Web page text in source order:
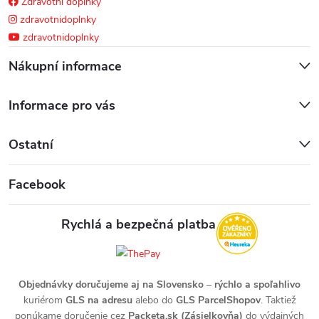
zdravotnidoplnky
zdravotnidoplnky
Nákupní informace
Informace pro vás
Ostatní
Facebook
Rychlá a bezpečná platba
Objednávky doručujeme aj na Slovensko – rýchlo a spoľahlivo
kuriérom GLS na adresualebo do GLS ParcelShopov. Taktiež
ponúkame doručenie cez Packeta.sk (Zásielkovňa) do výdajných